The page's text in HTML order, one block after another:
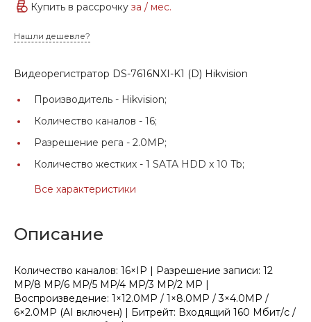
Купить в рассрочку за / мес.
Нашли дешевле?
Видеорегистратор DS-7616NXI-K1 (D) Hikvision
Производитель - Hikvision;
Количество каналов - 16;
Разрешение рега - 2.0MP;
Количество жестких - 1 SATA HDD x 10 Tb;
Все характеристики
Описание
Количество каналов: 16×IP | Разрешение записи: 12
MP/8 MP/6 MP/5 MP/4 MP/3 MP/2 MP |
Воспроизведение: 1×12.0MP / 1×8.0MP / 3×4.0MP /
6×2.0MP (AI включен) | Битрейт: Входящий 160 Мбит/с /